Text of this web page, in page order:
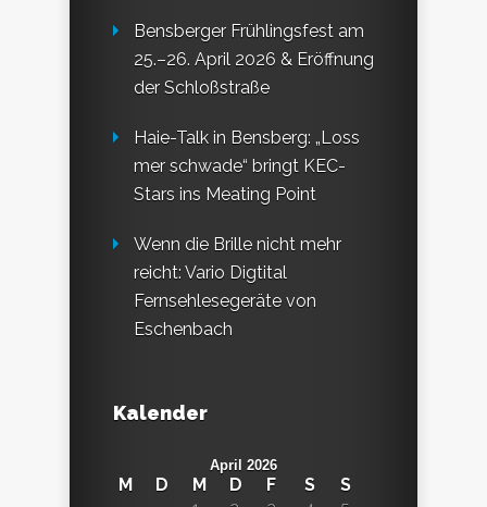
Bensberger Frühlingsfest am
25.–26. April 2026 & Eröffnung
der Schloßstraße
Haie-Talk in Bensberg: „Loss
mer schwade“ bringt KEC-
Stars ins Meating Point
Wenn die Brille nicht mehr
reicht: Vario Digtital
Fernsehlesegeräte von
Eschenbach
Kalender
April 2026
M D M D F S
S